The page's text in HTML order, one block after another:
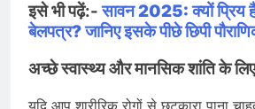
इसे भी पढ़ें:-सावन 2025: क्यों प्रिय
बेलपत्र? जानिए इसके पीछे छिपी
अच्छे स्वास्थ्य और मानसिक शांति के
यदि आप शारीरिक रोगों से छुटकारा पाना